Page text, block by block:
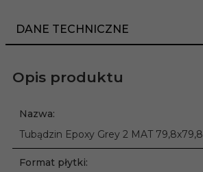
DANE TECHNICZNE
Opis produktu
Nazwa:
Tubądzin Epoxy Grey 2 MAT 79,8x79,8
Format płytki: